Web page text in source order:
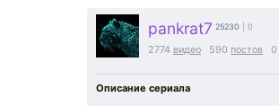
pankrat7 25230 | 0
2774 видео 590 постов 0
Описание сериала